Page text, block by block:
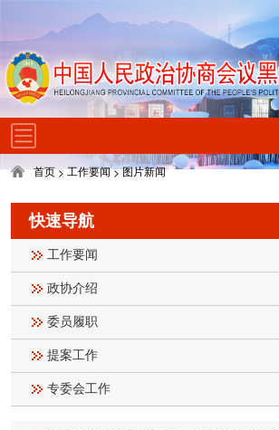
首页>工作要闻>图片新闻
快速导航
工作要闻
政协介绍
委员履职
提案工作
专委会工作